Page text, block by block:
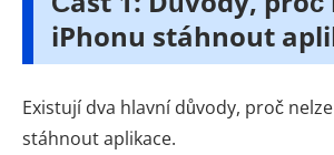
iPhonu stáhnout
Existují dva hlavní důvody, proč
stáhnout aplikace.